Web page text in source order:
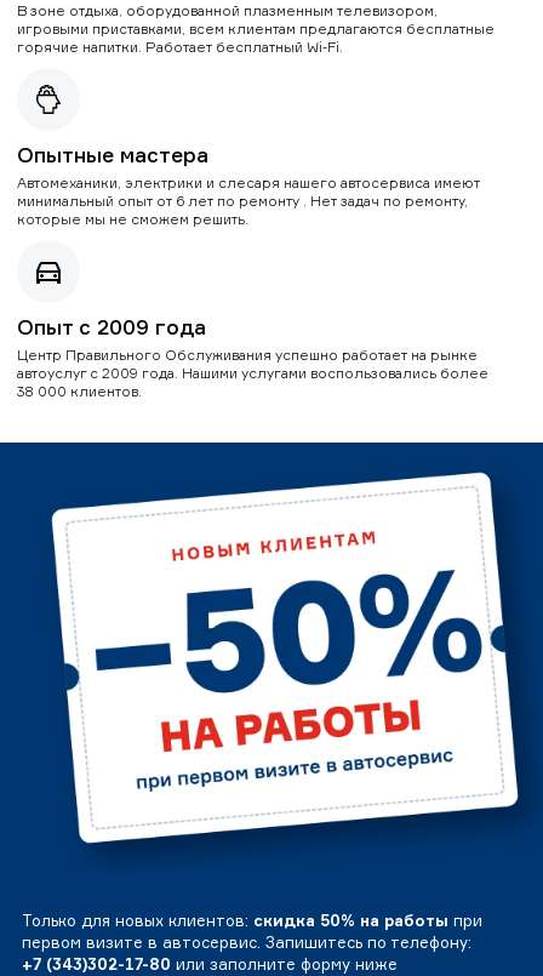
В зоне отдыха, оборудованной плазменным телевизором,
игровыми приставками, всем клиентам предлагаются бесплатные
горячие напитки. Работает бесплатный Wi-Fi.
Опытные мастера
Автомеханики, электрики и слесаря нашего автосервиса имеют
минимальный опыт от 6 лет по ремонту . Нет задач по ремонту,
которые мы не сможем решить.
Опыт с 2009 года
Центр Правильного Обслуживания успешно работает на рынке
автоуслуг с 2009 года. Нашими услугами воспользовались более
38 000 клиентов.
Только для новых клиентов: скидка 50% на работы при
первом визите в автосервис. Запишитесь по телефону:
+7 (343)302-17-80 или заполните форму ниже